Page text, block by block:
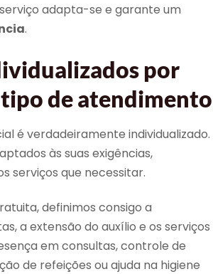
adapta-se e garante um
.
por
de atendimento
é verdadeiramente individualizado.
às suas exigências,
serviços que necessitar.
definimos consigo a
a extensão do auxílio e os serviços
em consultas, controle de
de refeições ou ajuda na higiene